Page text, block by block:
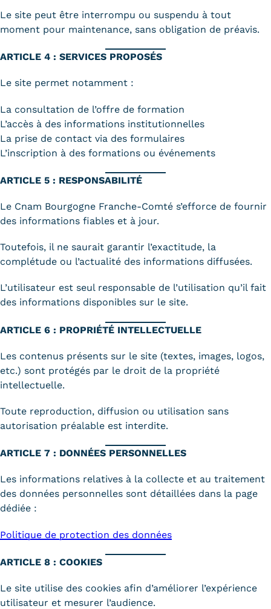
Enseignement à distance
Validation des Acquis de
supérieures (VES)
Validation des acquis
professionnels et personnels
Infos pratiques
Discrimination/égalité/mixité
Handi'Cnam
Témoignages
Statistiques
FAQ
Lexique
Téléchargements
Qualiopi
Le Cnam ICSV
Mobilité internationale et
Règlement intérieur
Infos élèves
Modalités d'inscription
Le site peut être interrompu ou suspendu à tout
moment pour maintenance, sans obligation de préavis.
ARTICLE 4 : SERVICES PROPOSÉS
Le site permet notamment :
La consultation de l’offre de formation
L’accès à des informations institutionnelles
La prise de contact via des formulaires
L’inscription à des formations ou événements
ARTICLE 5 : RESPONSABILITÉ
Le Cnam Bourgogne Franche-Comté s’efforce de fournir
des informations fiables et à jour.
Toutefois, il ne saurait garantir l’exactitude, la
complétude ou l’actualité des informations diffusées.
L’utilisateur est seul responsable de l’utilisation qu’il fait
des informations disponibles sur le site.
ARTICLE 6 : PROPRIÉTÉ INTELLECTUELLE
Les contenus présents sur le site (textes, images, logos,
etc.) sont protégés par le droit de la propriété
intellectuelle.
Toute reproduction, diffusion ou utilisation sans
autorisation préalable est interdite.
ARTICLE 7 : DONNÉES PERSONNELLES
Les informations relatives à la collecte et au traitement
des données personnelles sont détaillées dans la page
dédiée :
Politique de protection des données
ARTICLE 8 : COOKIES
Le site utilise des cookies afin d’améliorer l’expérience
utilisateur et mesurer l’audience.